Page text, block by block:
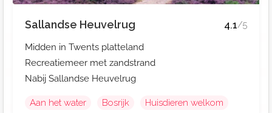
Sallandse Heuvelrug 4.1/5
Midden in Twents platteland
Recreatiemeer met zandstrand
Nabij Sallandse Heuvelrug
Aan het water Bosrijk
Huisdieren welkom